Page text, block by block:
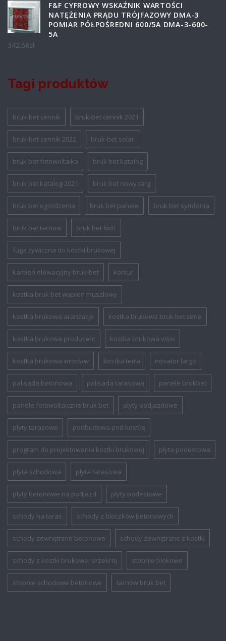
F&F CYFROWY WSKAŹNIK WARTOŚCI
NATĘŻENIA PRĄDU TRÓJFAZOWY DMA-3
POMIAR PÓŁPOŚREDNI 600/5A DMA-3-600-
5A
342.68zł
Tagi produktów
bruk-bet cennik bruk-bet cennik 2021
bruk-bet cennik 2022 bruk-bet solar
bruk bet fotowoltaika bruk bet katalog
bruk bet katalog 2021 bruk bet nowy targ
bruk bet ogrodzenia bruk bet panele bruk bet symfonia
bruk bet tarnow bruk bet łódź
fuga żywiczna do kostki brukowej
kamień elewacyjny bruk-bet kontur
kostka bruk bet wapień muszlowy
kostka brukowa aranżacje kostka brukowa bruk bet cena
kostka brukowa producent kostka brukowa visio
kostka brukowa wrocław kostka tetra novator largo
palisada betonowa palisada tarasowa panele brukbet
panele fotowoltaiczne bruk bet plyty podjazdowe
plyty tarasowe podbudowa pod kostkę
program do projektowania kostki brukowej płyta podestowa
płyta schodowa płyta tarasowa
płyty betonowe na podjazd płyty podestowe
schody na taras schody z bloczków betonowych
schody zewnętrzne betonowe schody zewnętrzne z kostki
schody z kostki brukowej przekrój stopnie blokowe
stopnie schodowe betonowe tarnów bruk bet